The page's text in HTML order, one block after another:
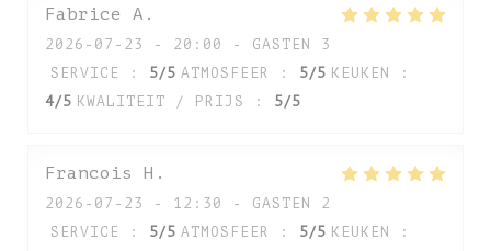
Fabrice A
2026-07-23
- 20:00 - GASTEN 3
SERVICE
: 5/5 ATMOSFEER : 5/5 KEUKEN
:
4/5 KWALITEIT / PRIJS : 5/5
Francois H
2026-07-23
- 12:30 - GASTEN 2
SERVICE
: 5/5 ATMOSFEER : 5/5 KEUKEN
: